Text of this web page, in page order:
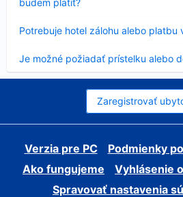
budem platiť?
Potrebuje hotel zálohu alebo platbu
sa
Je možné požiadať prístelku alebo
sa
Zaregistrovať
Verzia pre PC
Podmienky
Ako fungujeme
Vyhlásenie
Spravovať nastavenia